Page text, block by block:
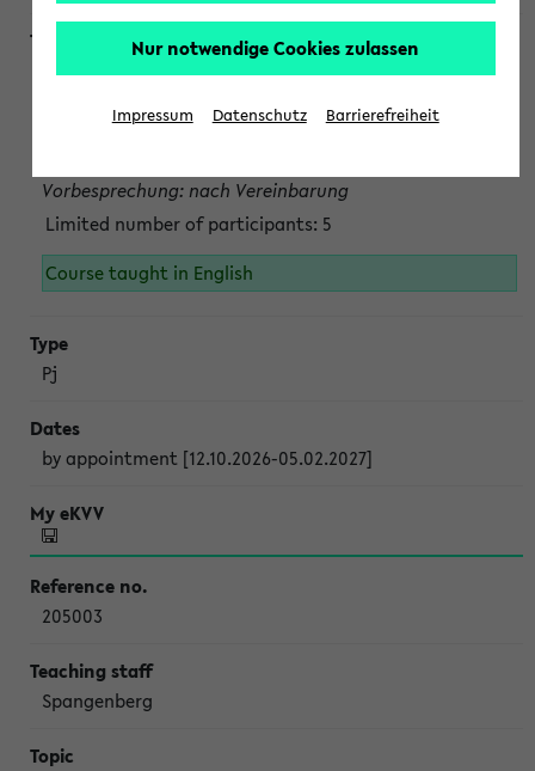
Projektmodul "Bakterielle Biotechnologie"
Persönliche Anmeldung beim Veranstalter ist unbedingt
Vorbesprechung: nach Vereinbarung
Limited number of participants: 5
Course taught in English
Pj
by appointment [12.10.2026-05.02.2027]
205003
Spangenberg
Nur notwendige Cookies zulassen
Impressum Datenschutz Barrierefreiheit